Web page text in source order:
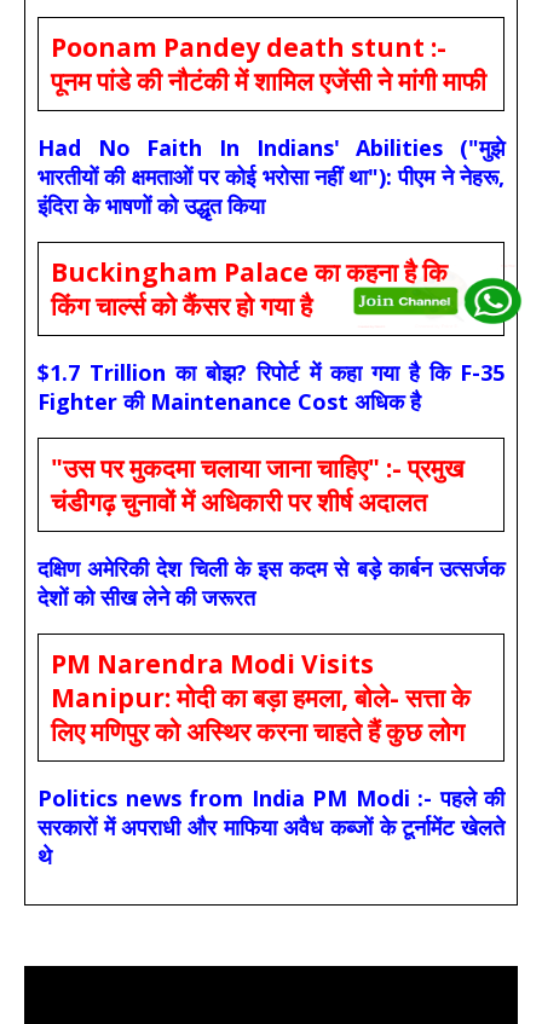
Poonam Pandey death stunt :-
पूनम पांडे की नौटंकी में शामिल एजेंसी ने मांगी माफी
Had No Faith In Indians' Abilities ("मुझे
भारतीयों की क्षमताओं पर कोई भरोसा नहीं था"): पीएम ने नेहरू,
इंदिरा के भाषणों को उद्धृत किया
Buckingham Palace का कहना है कि
किंग चार्ल्स को कैंसर हो गया है
$1.7 Trillion का बोझ? रिपोर्ट में कहा गया है कि F-35
Fighter की Maintenance Cost अधिक है
"उस पर मुकदमा चलाया जाना चाहिए" :- प्रमुख
चंडीगढ़ चुनावों में अधिकारी पर शीर्ष अदालत
दक्षिण अमेरिकी देश चिली के इस कदम से बड़े कार्बन उत्सर्जक
देशों को सीख लेने की जरूरत
PM Narendra Modi Visits
Manipur: मोदी का बड़ा हमला, बोले- सत्ता के
लिए मणिपुर को अस्थिर करना चाहते हैं कुछ लोग
Politics news from India PM Modi :- पहले की
सरकारों में अपराधी और माफिया अवैध कब्जों के टूर्नामेंट खेलते
थे